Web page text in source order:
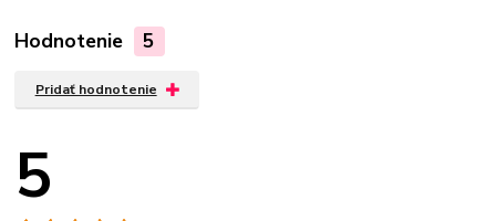
Hodnotenie 5
Pridať hodnotenie
5